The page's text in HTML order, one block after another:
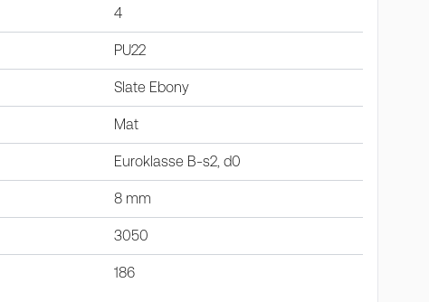
4
PU22
Slate Ebony
Mat
Euroklasse B-s2, d0
8 mm
3050
186